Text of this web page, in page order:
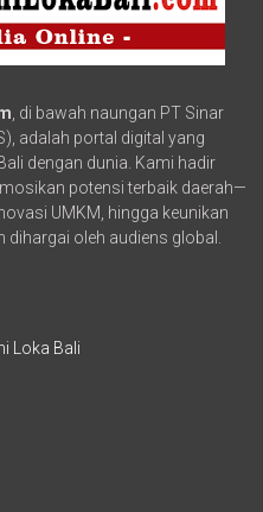
, di bawah naungan PT Sinar
adalah portal digital yang
dengan dunia. Kami hadir
potensi terbaik daerah—
UMKM, hingga keunikan
oleh audiens global.
Loka Bali